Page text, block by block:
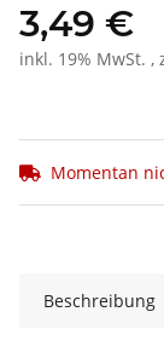
3,49 €
inkl. 19% MwSt. ,
Momentan
Beschreibung